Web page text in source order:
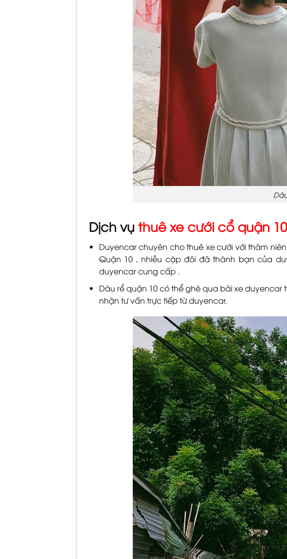
Dịch vụ thuê xe cưới cổ quận 10
Duyencar chuyên cho thuê xe cưới với thâm
Quận 10 , nhiều cặp đôi đã thành bạn của
duyencar cung cấp .
Dâu rể quận 10 có thể ghé qua bãi xe duyencar
nhận tư vấn trực tiếp từ duyencar.